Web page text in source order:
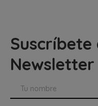
Newsletter